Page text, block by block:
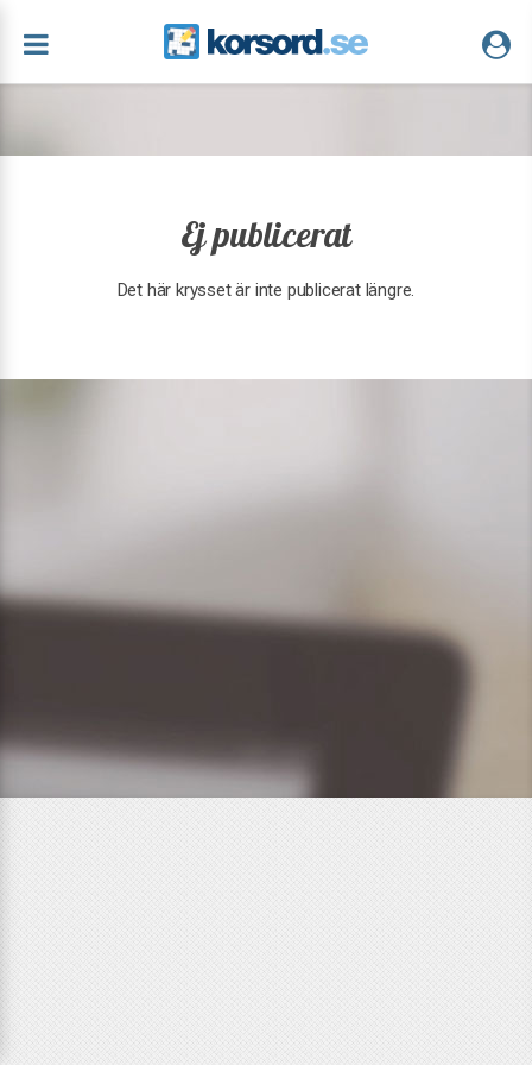
Ej publicerat
Det här krysset är inte publicerat längre.